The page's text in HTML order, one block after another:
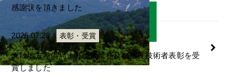
詳細はこちら
詳細はこちら
感謝状を頂きました
2026.07.28 表彰・受賞
北陸地方整備局より優良業務及び優良技術者表彰を受
賞しました